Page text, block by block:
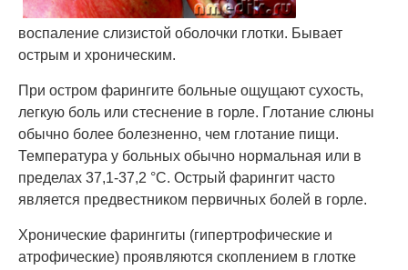
воспаление слизистой оболочки глотки. Бывает
острым и хроническим.
При остром фарингите больные ощущают сухость,
легкую боль или стеснение в горле. Глотание слюны
обычно более болезненно, чем глотание пищи.
Температура у больных обычно нормальная или в
пределах 37,1-37,2 °С. Острый фарингит часто
является предвестником первичных болей в горле.
Хронические фарингиты (гипертрофические и
атрофические) проявляются скоплением в глотке